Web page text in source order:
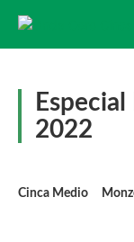
2022
Cinca Medio